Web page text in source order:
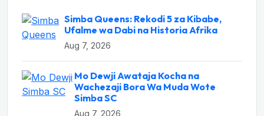
Simba Queens: Rekodi 5 za Kibabe,
Ufalme wa Dabi na Historia Afrika
Aug 7, 2026
Mo Dewji Awataja Kocha na
Wachezaji Bora Wa Muda Wote
Simba SC
Aug 7, 2026